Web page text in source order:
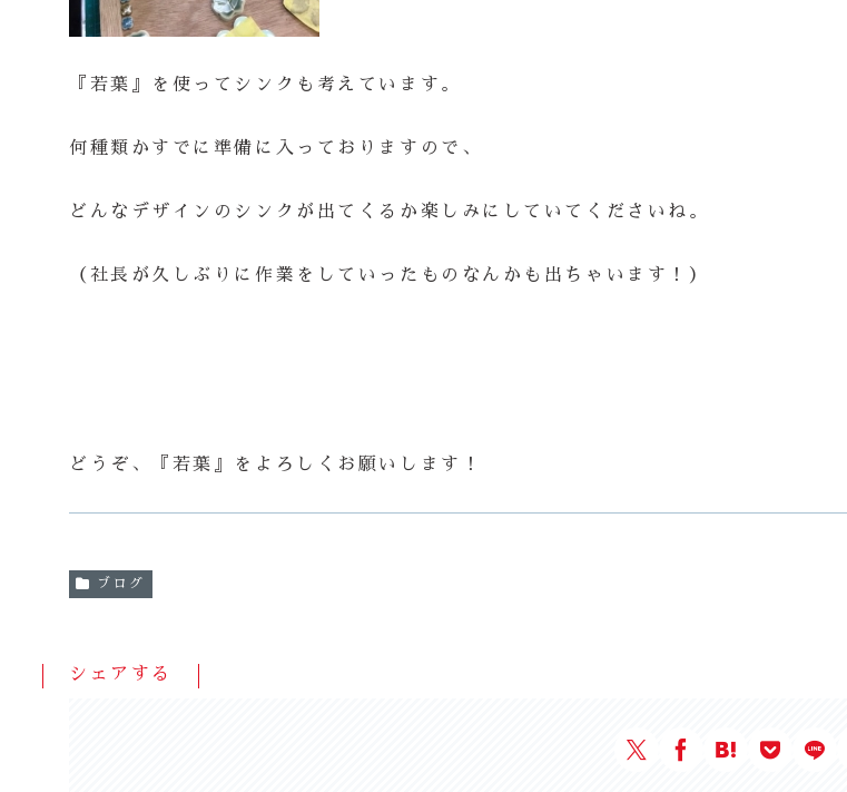
『若葉』を使ってシンクも考えています。
何種類かすでに準備に入っておりますので、
どんなデザインのシンクが出てくるか楽しみにしていてくださいね。
（社長が久しぶりに作業をしていったものなんかも出ちゃいます！）
どうぞ、『若葉』をよろしくお願いします！
ブログ
シェアする